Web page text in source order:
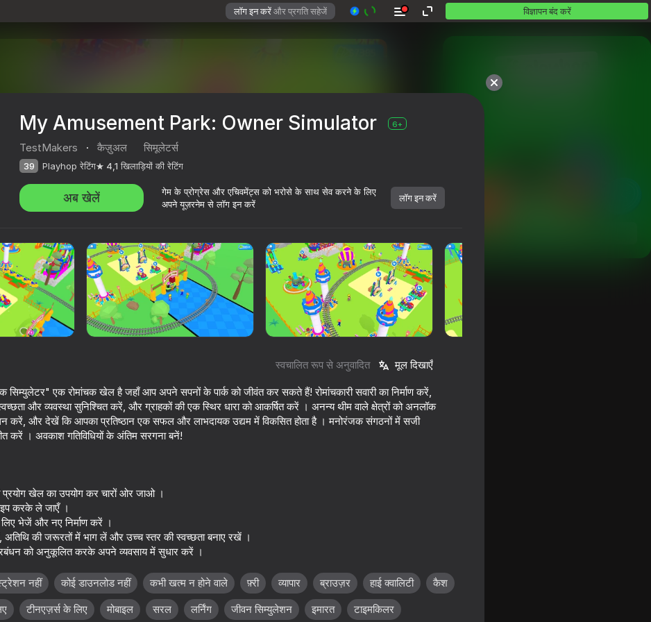
लॉग इन करेंऔर प्रगति सहेजें विज्ञापन बंद करें
Simulator
6+
52 42
My Amusement Park: Owner Simulator 6+
TestMakers · कैज़ुअल सिमूलेटर्स
39 Playhop रेटिंग 4,1 खिलाड़ियों की रेटिंग
अब खेलें
गेम के प्रोग्रेस और एचिवमेंट्स को भरोसे के साथ सेव करने के लिए
अपने यूज़रनेम से लॉग इन करें
लॉग इन करें
स्वचालित रूप से अनुवादित मूल दिखाएँ
सिम्युलेटर" एक रोमांचक खेल है जहाँ आप अपने सपनों के पार्क को जीवंत कर सकते हैं! रोमांचकारी सवारी का निर्माण करें,
और व्यवस्था सुनिश्चित करें, और ग्राहकों की एक स्थिर धारा को आकर्षित करें । अनन्य थीम वाले क्षेत्रों को अनलॉक
करें, और देखें कि आपका प्रतिष्ठान एक सफल और लाभदायक उद्यम में विकसित होता है । मनोरंजक संगठनों में सजी
करें । अवकाश गतिविधियों के अंतिम सरगना बनें!
प्रयोग खेल का उपयोग कर चारों ओर जाओ ।
करके ले जाएँ ।
भेजें और नए निर्माण करें ।
की जरूरतों में भाग लें और उच्च स्तर की स्वच्छता बनाए रखें ।
को अनुकूलित करके अपने व्यवसाय में सुधार करें ।
नहीं कोई डाउनलोड नहीं कभी खत्म न होने वाले फ़्री व्यापार ब्राउज़र हाई क्वालिटी
कैश
टीनएज़र्स के लिए मोबाइल सरल लर्निंग जीवन सिम्युलेशन इमारत टाइमकिलर